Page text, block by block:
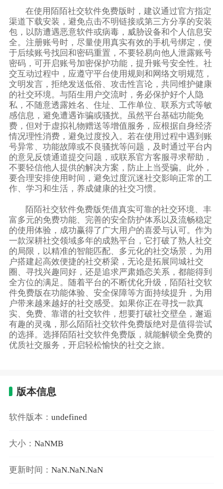
在使用陌陌社交软件免费版时，建议通过官方指定
渠道下载安装，避免点击不明链接或第三方分享的安装
包，以防遭遇恶意软件或病毒，威胁设备和个人信息安
全。注册账号时，尽量使用真实有效的手机号绑定，便
于后续账号找回和密码重置，不要轻易向他人泄露账号
密码，可开启账号加密保护功能，提升账号安全性。社
交互动过程中，应遵守平台使用规则和网络文明规范，
文明发言，拒绝发送低俗、攻击性言论，共同维护健康
的社交环境。与陌生用户交流时，务必保护好个人隐
私，不随意透露姓名、住址、工作单位、联系方式等敏
感信息，避免遭遇诈骗或骚扰。虽然平台基础功能免
费，但对于虚拟礼物赠送等增值服务，应根据自身经济
情况理性消费，避免过度投入。若在使用过程中遇到账
号异常、功能故障或不良骚扰等问题，及时通过平台内
的意见反馈通道提交问题，或联系官方客服寻求帮助，
不要轻信他人提供的解决方案，防止上当受骗。此外，
要合理安排使用时间，避免过度沉迷社交影响正常的工
作、学习和生活，养成健康的社交习惯。
陌陌社交软件免费版凭借真实可靠的社交环境、丰
富多元的免费功能、完善的安全防护体系以及流畅稳定
的使用体验，成功赢得了广大用户的喜爱与认可。作为
一款深耕社交领域多年的成熟平台，它打破了熟人社交
的局限，以精准的智能匹配、多元化的社交场景，为用
户搭建起高效便捷的社交桥梁，无论是拓展同城社交
圈、寻找兴趣同好，还是追求严肃婚恋关系，都能得到
全方位的满足。随着平台的不断优化升级，陌陌社交软
件免费版在功能体验、安全保障等方面持续提升，为用
户带来越来越好的社交感受。如果你正在寻找一款真
实、免费、靠谱的社交软件，想要打破社交壁垒，邂逅
有趣的灵魂，那么陌陌社交软件免费版绝对是值得尝试
的选择。选择陌陌社交软件免费版，就能解锁全免费的
优质社交服务，开启轻松愉快的社交之旅。
版本信息
软件版本： undefined
大小： NaNMB
更新时间： NaN.NaN.NaN